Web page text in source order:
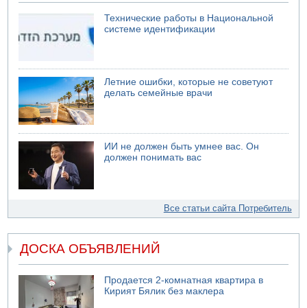
Технические работы в Национальной
системе идентификации
Летние ошибки, которые не советуют
делать семейные врачи
ИИ не должен быть умнее вас. Он
должен понимать вас
Все статьи сайта Потребитель
ДОСКА ОБЪЯВЛЕНИЙ
Продается 2-комнатная квартира в
Кирият Бялик без маклера